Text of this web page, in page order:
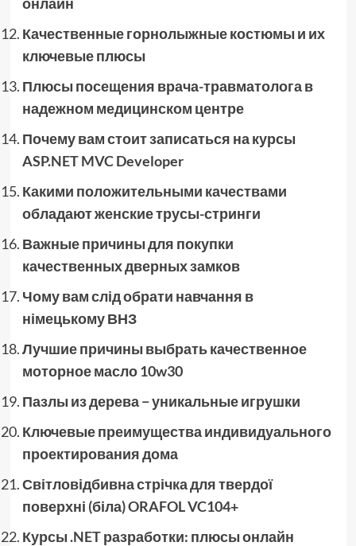
Качественные горнолыжные костюмы и их
ключевые плюсы
Плюсы посещения врача-травматолога в
надежном медицинском центре
Почему вам стоит записаться на курсы
ASP.NET MVC Developer
Какими положительными качествами
обладают женские трусы-стринги
Важные причины для покупки
качественных дверных замков
Чому вам слід обрати навчання в
німецькому ВНЗ
Лучшие причины выбрать качественное
моторное масло 10w30
Пазлы из дерева − уникальные игрушки
Ключевые преимущества индивидуального
проектирования дома
Світловідбивна стрічка для твердої
поверхні (біла) ORAFOL VC104+
Курсы .NET разработки: плюсы онлайн